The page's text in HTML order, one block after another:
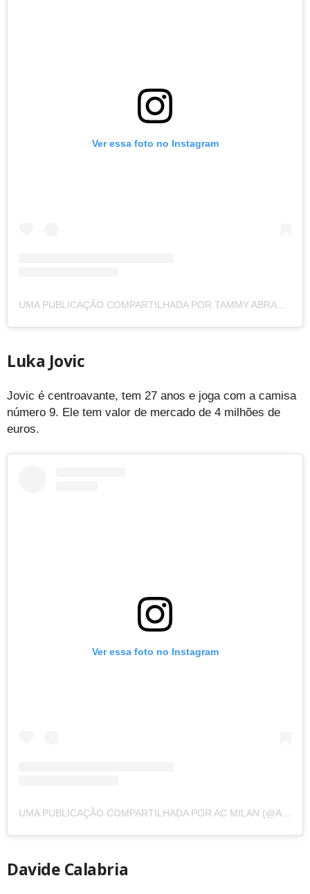
Ver essa foto no Instagram
UMA PUBLICAÇÃO COMPARTILHADA POR TAMMY ABRAHAM (@TAMMYABRAHAM)
Luka Jovic
Jovic é centroavante, tem 27 anos e joga com a camisa
número 9. Ele tem valor de mercado de 4 milhões de
euros.
Ver essa foto no Instagram
UMA PUBLICAÇÃO COMPARTILHADA POR AC MILAN (@ACMILAN)
Davide Calabria